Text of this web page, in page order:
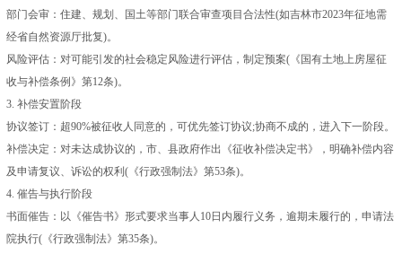
部门会审：住建、规划、国土等部门联合审查项目合法性(如吉林市2023年征地需
经省自然资源厅批复)。
风险评估：对可能引发的社会稳定风险进行评估，制定预案(《国有土地上房屋征
收与补偿条例》第12条)。
3. 补偿安置阶段
协议签订：超90%被征收人同意的，可优先签订协议;协商不成的，进入下一阶段。
补偿决定：对未达成协议的，市、县政府作出《征收补偿决定书》，明确补偿内容
及申请复议、诉讼的权利(《行政强制法》第53条)。
4. 催告与执行阶段
书面催告：以《催告书》形式要求当事人10日内履行义务，逾期未履行的，申请法
院执行(《行政强制法》第35条)。